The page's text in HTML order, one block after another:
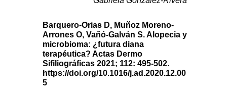
Barquero-Orias D, Muñoz Moreno-
Arrones O, Vañó-Galván S. Alopecia y
microbioma: ¿futura diana
terapéutica? Actas Dermo
Sifiliográficas 2021; 112: 495-502.
https://doi.org/10.1016/j.ad.2020.12.00
5